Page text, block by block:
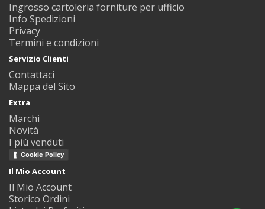
Ingrosso cartoleria forniture per ufficio
Info Spedizioni
Privacy
Termini e condizioni
Servizio Clienti
Contattaci
Mappa del Sito
Extra
Marchi
Novità
I più venduti
Cookie Policy
Il Mio Account
Il Mio Account
Storico Ordini